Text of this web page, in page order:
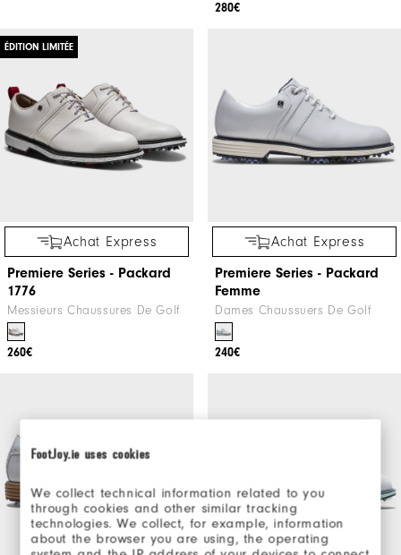
FootJoy.ie uses cookies
We collect technical information related to you
through cookies and other similar tracking
technologies. We collect, for example, information
about the browser you are using, the operating
280€
ÉDITION LIMITÉE
Achat Express
Premiere Series - Packard
1776
Messieurs Chaussures De Golf
260€
Achat Express
Premiere Series - Packard
Femme
Dames Chaussuers De Golf
240€